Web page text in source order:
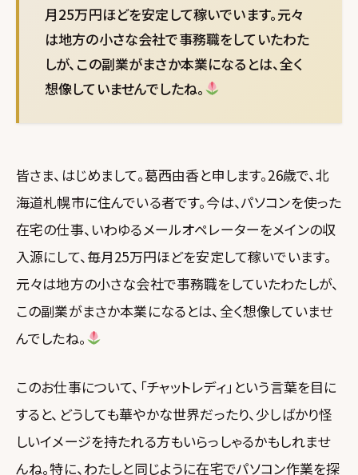
月25万円ほどを安定して稼いでいます。元々
は地方の小さな会社で事務職をしていたわた
しが、この副業がまさか本業になるとは、全く
想像していませんでしたね。
皆さま、はじめまして。葛西由香と申します。26歳で、北
海道札幌市に住んでいる者です。今は、パソコンを使った
在宅の仕事、いわゆるメールオペレーターをメインの収
入源にして、毎月25万円ほどを安定して稼いでいます。
元々は地方の小さな会社で事務職をしていたわたしが、
この副業がまさか本業になるとは、全く想像していませ
んでしたね。
このお仕事について、「チャットレディ」という言葉を目に
すると、どうしても華やかな世界だったり、少しばかり怪
しいイメージを持たれる方もいらっしゃるかもしれませ
んね。特に、わたしと同じように在宅でパソコン作業を探